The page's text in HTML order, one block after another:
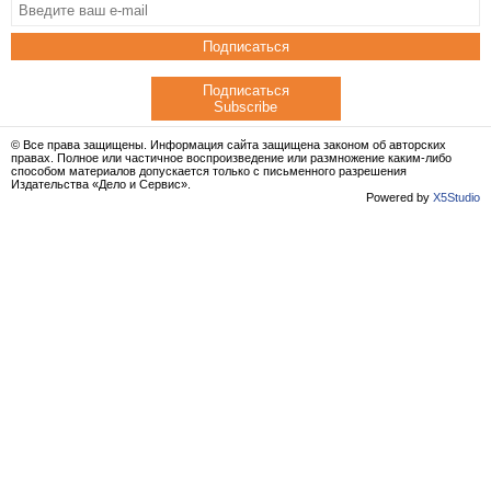
Подписаться
Подписаться
Subscribe
© Все права защищены. Информация сайта защищена законом об авторских
правах. Полное или частичное воспроизведение или размножение каким-либо
способом материалов допускается только с письменного разрешения
Издательства «Дело и Сервис».
Powered by X5Studio